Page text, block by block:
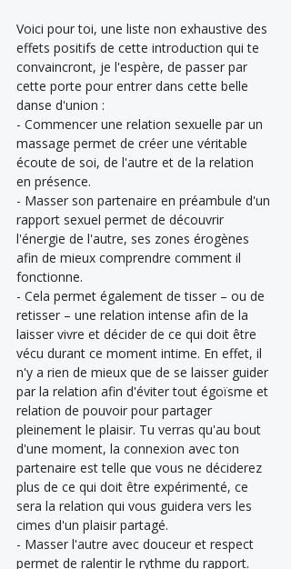
Voici pour toi, une liste non exhaustive des
effets positifs de cette introduction qui te
convaincront, je l'espère, de passer par
cette porte pour entrer dans cette belle
danse d'union :
- Commencer une relation sexuelle par un
massage permet de créer une véritable
écoute de soi, de l'autre et de la relation
en présence.
- Masser son partenaire en préambule d'un
rapport sexuel permet de découvrir
l'énergie de l'autre, ses zones érogènes
afin de mieux comprendre comment il
fonctionne.
- Cela permet également de tisser – ou de
retisser – une relation intense afin de la
laisser vivre et décider de ce qui doit être
vécu durant ce moment intime. En effet, il
n'y a rien de mieux que de se laisser guider
par la relation afin d'éviter tout égoïsme et
relation de pouvoir pour partager
pleinement le plaisir. Tu verras qu'au bout
d'une moment, la connexion avec ton
partenaire est telle que vous ne déciderez
plus de ce qui doit être expérimenté, ce
sera la relation qui vous guidera vers les
cimes d'un plaisir partagé.
- Masser l'autre avec douceur et respect
permet de ralentir le rythme du rapport.